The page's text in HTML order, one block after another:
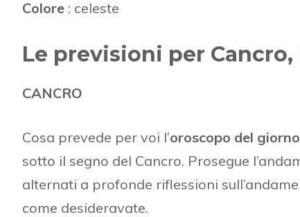
Colore : celeste
Le previsioni per
CANCRO
Cosa prevede per voi l’oroscopo del
sotto il segno del Cancro. Prosegue
alternati a profonde riflessioni
come desideravate.